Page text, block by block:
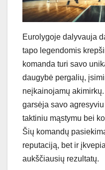
Eurolygoje dalyvauja
tapo legendomis
komanda turi savo
daugybė pergalių,
neįkainojamų
garsėja savo
taktiniu mąstymu bei
Šių komandų
reputaciją, bet ir
aukščiausių rezultatų.